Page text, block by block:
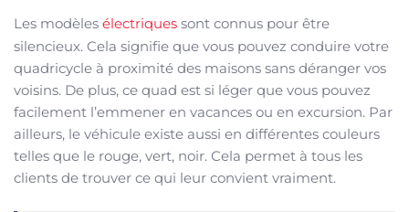
Les modèles électriques sont connus pour être
silencieux. Cela signifie que vous pouvez conduire votre
quadricycle à proximité des maisons sans déranger vos
voisins. De plus, ce quad est si léger que vous pouvez
facilement l’emmener en vacances ou en excursion. Par
ailleurs, le véhicule existe aussi en différentes couleurs
telles que le rouge, vert, noir. Cela permet à tous les
clients de trouver ce qui leur convient vraiment.